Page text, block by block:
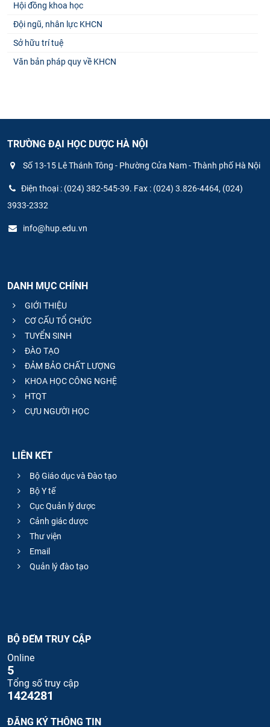
Hội đồng khoa học
Đội ngũ, nhân lực KHCN
Sở hữu trí tuệ
Văn bản pháp quy về KHCN
TRƯỜNG ĐẠI HỌC DƯỢC HÀ NỘI
Số 13-15 Lê Thánh Tông - Phường Cửa Nam - Thành phố Hà Nội
Điện thoại : (024) 382-545-39. Fax : (024) 3.826-4464, (024)
3933-2332
info@hup.edu.vn
DANH MỤC CHÍNH
GIỚI THIỆU
CƠ CẤU TỔ CHỨC
TUYỂN SINH
ĐÀO TẠO
ĐẢM BẢO CHẤT LƯỢNG
KHOA HỌC CÔNG NGHỆ
HTQT
CỰU NGƯỜI HỌC
LIÊN KẾT
Bộ Giáo dục và Đào tạo
Bộ Y tế
Cục Quản lý dược
Cảnh giác dược
Thư viện
Email
Quản lý đào tạo
BỘ ĐẾM TRUY CẬP
Online
5
Tổng số truy cập
1424281
ĐĂNG KÝ THÔNG TIN